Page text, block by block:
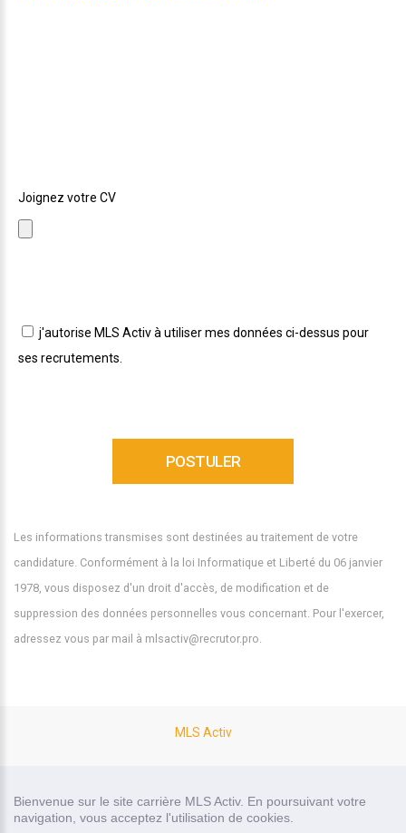
Bienvenue sur le site carrière MLS Activ. En poursuivant votre
navigation, vous acceptez l'utilisation de cookies.
Joignez votre CV
j'autorise MLS Activ à utiliser mes données ci-dessus pour
ses recrutements.
Les informations transmises sont destinées au traitement de votre
candidature. Conformément à la loi Informatique et Liberté du 06 janvier
1978, vous disposez d'un droit d'accès, de modification et de
suppression des données personnelles vous concernant. Pour l'exercer,
adressez vous par mail à mlsactiv@recrutor.pro.
MLS Activ
Recrutor, logiciel de recrutement